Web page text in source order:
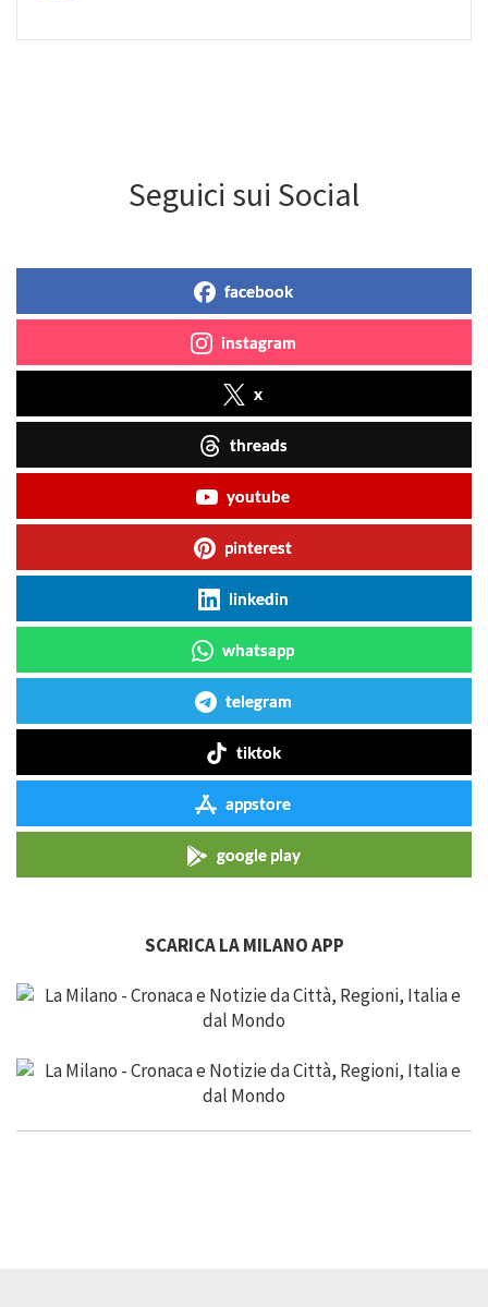
Seguici sui Social
facebook
instagram
x
threads
youtube
pinterest
linkedin
whatsapp
telegram
tiktok
appstore
google play
SCARICA LA MILANO APP